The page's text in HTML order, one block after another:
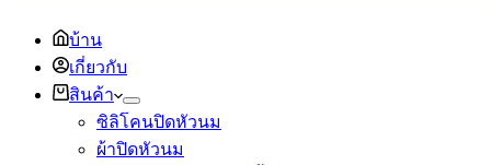
บ้าน
เกี่ยวกับ
สินค้า
ซิลิโคนปิดหัวนม
ผ้าปิดหัวนม